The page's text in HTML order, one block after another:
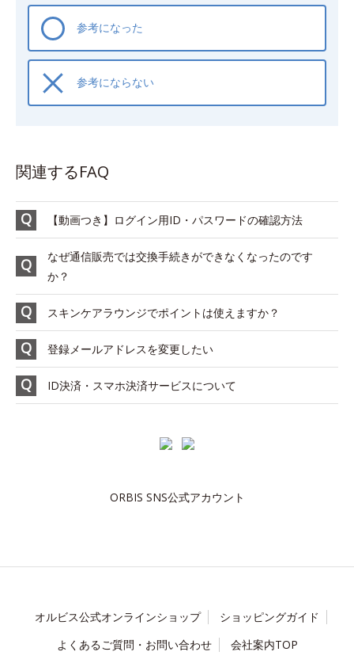
参考になった
参考にならない
関連するFAQ
【動画つき】ログイン用ID・パスワードの確認方法
なぜ通信販売では交換手続きができなくなったのです
か？
スキンケアラウンジでポイントは使えますか？
登録メールアドレスを変更したい
ID決済・スマホ決済サービスについて
ORBIS SNS公式アカウント
オルビス公式オンラインショップ
ショッピングガイド
よくあるご質問・お問い合わせ
会社案内TOP